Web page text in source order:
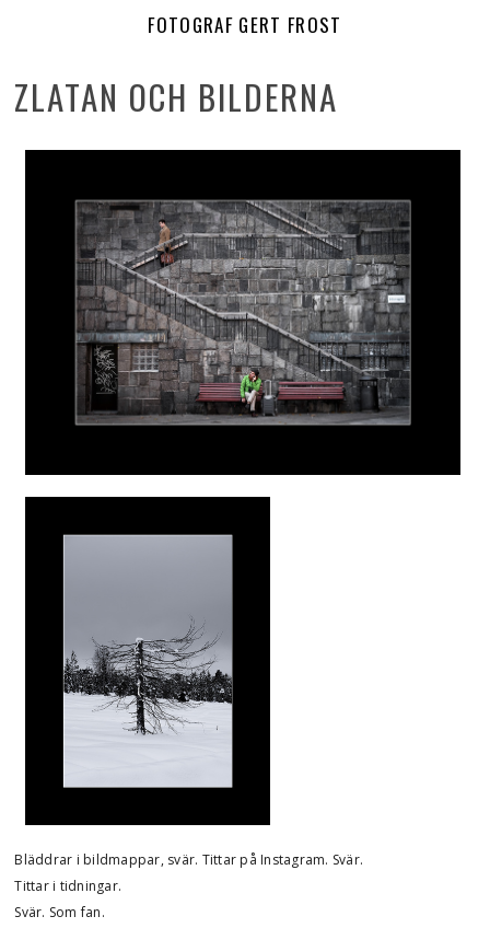
FOTOGRAF GERT FROST
ZLATAN OCH BILDERNA
Bläddrar i bildmappar, svär. Tittar på Instagram. Svär.
Tittar i tidningar.
Svär. Som fan.